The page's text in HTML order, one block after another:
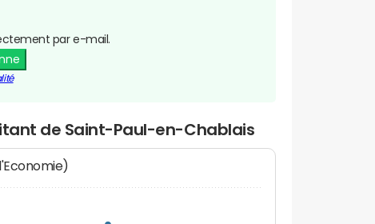
par e-mail.
de Saint-Paul-en-Chablais